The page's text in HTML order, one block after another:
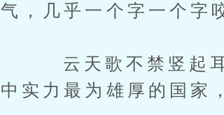
气，几乎一个字一个字
云天歌不禁竖起耳
中实力最为雄厚的国家